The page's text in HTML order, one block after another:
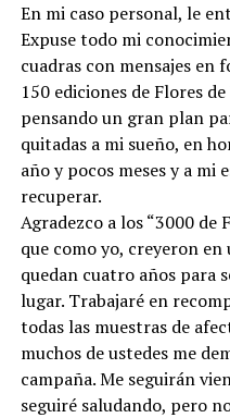
En mi caso personal, le
Expuse todo mi
cuadras con mensajes en
150 ediciones de Flores
pensando un gran plan
quitadas a mi sueño, en
año y pocos meses y a mi
recuperar.
Agradezco a los “3000 de
que como yo, creyeron
quedan cuatro años para
lugar. Trabajaré en
todas las muestras de
muchos de ustedes me
campaña. Me seguirán
seguiré saludando, pero